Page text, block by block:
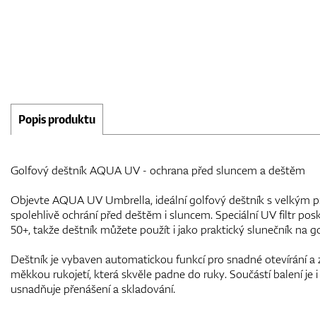
Popis produktu
Golfový deštník AQUA UV - ochrana před sluncem a deštěm
Objevte AQUA UV Umbrella, ideální golfový deštník s velkým
spolehlivě ochrání před deštěm i sluncem. Speciální UV filtr
50+, takže deštník můžete použít i jako praktický slunečník na
Deštník je vybaven automatickou funkcí pro snadné otevírání a
měkkou rukojetí, která skvěle padne do ruky. Součástí balení je
usnadňuje přenášení a skladování.